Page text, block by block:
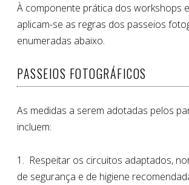
À componente prática dos workshops
aplicam-se as regras dos passeios
enumeradas abaixo.
PASSEIOS FOTOGRÁFICOS
As medidas a serem adotadas pelos
incluem:
1. Respeitar os circuitos adaptados,
de segurança e de higiene